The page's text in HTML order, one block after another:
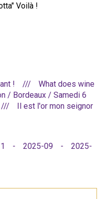
Voilà !
!
What does wine
/ Bordeaux / Samedi 6
Il est l'or mon seignor
2025-09
2025-